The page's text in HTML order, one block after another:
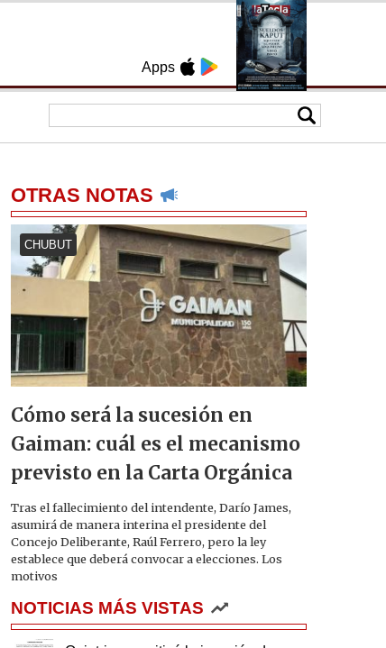
Apps
OTRAS NOTAS
CHUBUT
Cómo será la sucesión en
Gaiman: cuál es el mecanismo
previsto en la Carta Orgánica
Tras el fallecimiento del intendente, Darío James,
asumirá de manera interina el presidente del
Concejo Deliberante, Raúl Ferrero, pero la ley
establece que deberá convocar a elecciones. Los
motivos
NOTICIAS MÁS VISTAS